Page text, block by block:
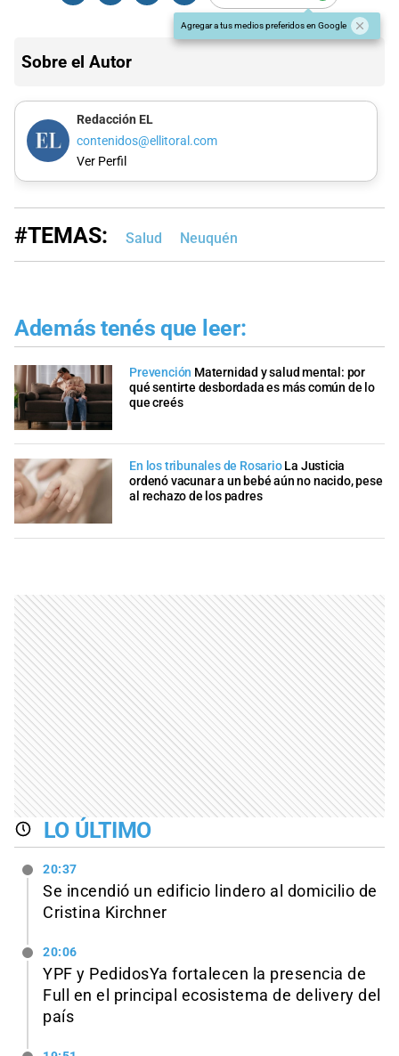
Agregar a tus medios preferidos en Google
Sobre el Autor
Redacción EL
contenidos@ellitoral.com
Ver Perfil
#TEMAS: Salud Neuquén
Además tenés que leer:
Prevención Maternidad y salud mental: por
qué sentirte desbordada es más común de lo
que creés
En los tribunales de Rosario La Justicia
ordenó vacunar a un bebé aún no nacido, pese
al rechazo de los padres
LO ÚLTIMO
20:37
Se incendió un edificio lindero al domicilio de
Cristina Kirchner
20:06
YPF y PedidosYa fortalecen la presencia de
Full en el principal ecosistema de delivery del
país